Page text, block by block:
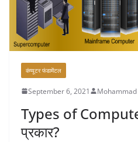
कंप्यूटर फंडामेंटल
September 6, 2021
Types of
प्रकार?